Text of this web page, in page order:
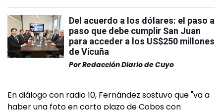
Del acuerdo a los dólares: el paso a
paso que debe cumplir San Juan
para acceder a los US$250 millones
de Vicuña
PorRedacción Diario de Cuyo
En diálogo con radio 10, Fernández sostuvo que "va a
haber una foto en corto plazo de Cobos con